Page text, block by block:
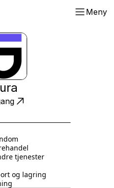
Meny
tjenester
og lagring